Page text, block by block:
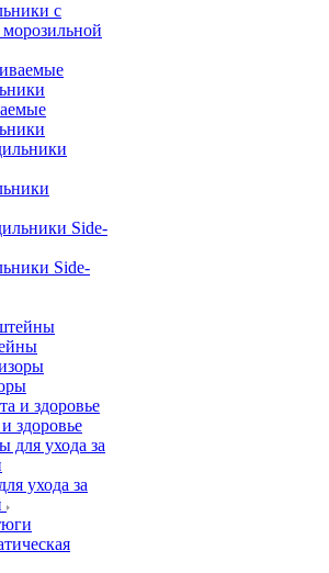
с
Side-
здоровье
ухода за